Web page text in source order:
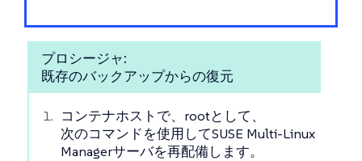
プロシージャ:
既存のバックアップからの復元
コンテナホストで、rootとして、
次のコマンドを使用してSUSE Multi-Linux
Managerサーバを再配備します。